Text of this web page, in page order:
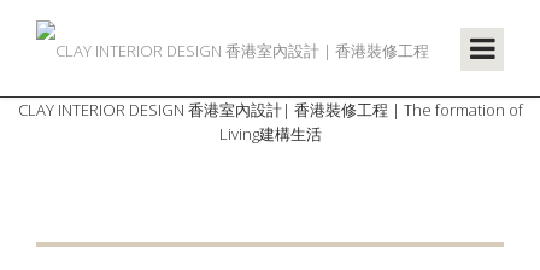
CLAY INTERIOR DESIGN 香港室內設計| 香港裝修工程 | The formation of
Living建構生活